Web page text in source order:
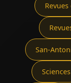
San-
Sciences